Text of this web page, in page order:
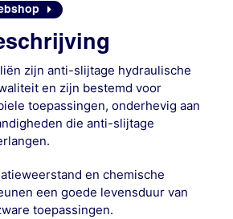
Series
zijn anti-slijtage hydraulische
en zijn bestemd voor
toepassingen, onderhevig aan
die anti-slijtage
en chemische
een goede levensduur van
toepassingen.